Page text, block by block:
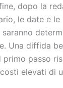
dopo la
le date e
saranno
Una diffida
primo passo
elevati di